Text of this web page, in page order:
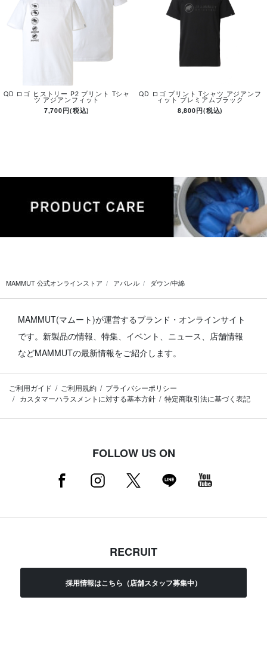
QD ロゴ ヒストリー P2 プリント Tシャ
ツ アジアンフィット
7,700円(税込)
QD ロゴ プリント Tシャツ アジアンフ
ィット プレミアムブラック
8,800円(税込)
MAMMUT 公式オンラインストア アパレル ダウン/中綿
MAMMUT(マムート)が運営するブランド・オンラインサイト
です。 新製品の情報、特集、イベント、ニュース、店舗情報
などMAMMUTの最新情報をご紹介します。
ご利用ガイド ご利用規約
プライバシーポリシー
カスタマーハラスメントに対する基本方針
特定商取引法に基づく表記
FOLLOW US ON
RECRUIT
採用情報はこちら（店舗スタッフ募集中）